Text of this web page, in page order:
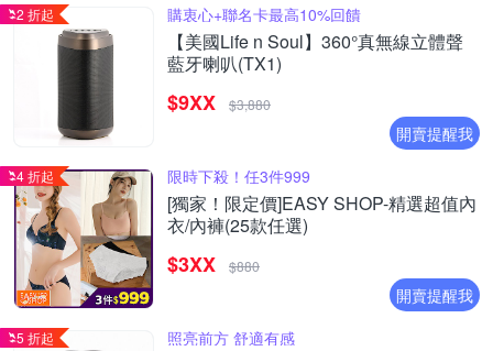
2 折起 購衷心+聯名卡最高10%回饋
【美國Life n Soul】360°真無線立體聲
藍牙喇叭(TX1)
$9XX $3,880
開賣提醒我
4 折起 限時下殺！任3件999
[獨家！限定價]EASY SHOP-精選超值內
衣/內褲(25款任選)
$3XX $880
開賣提醒我
5 折起 照亮前方 舒適有感